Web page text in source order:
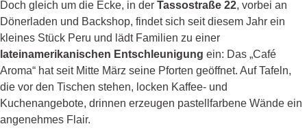
Doch gleich um die Ecke, in der Tassostraße 22, vorbei an
Dönerladen und Backshop, findet sich seit diesem Jahr ein
kleines Stück Peru und lädt Familien zu einer
lateinamerikanischen Entschleunigung ein: Das „Café
Aroma“ hat seit Mitte März seine Pforten geöffnet. Auf Tafeln,
die vor den Tischen stehen, locken Kaffee- und
Kuchenangebote, drinnen erzeugen pastellfarbene Wände ein
angenehmes Flair.